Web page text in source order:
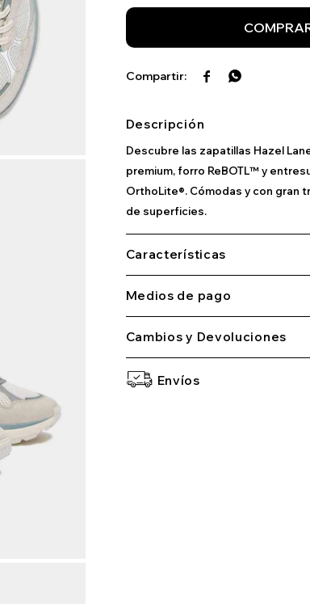
 
Descripción
Descubre las zapatillas Hazel
premium, forro ReBOTL™ y
OrthoLite®. Cómodas y con gran
de superficies.
Características
Medios de pago
Cambios y Devoluciones
Envíos